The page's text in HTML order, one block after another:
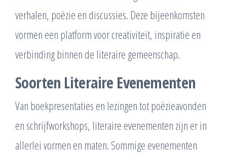
verhalen, poëzie en discussies. Deze bijeenkomsten
vormen een platform voor creativiteit, inspiratie en
verbinding binnen de literaire gemeenschap.
Soorten Literaire Evenementen
Van boekpresentaties en lezingen tot poëzieavonden
en schrijfworkshops, literaire evenementen zijn er in
allerlei vormen en maten. Sommige evenementen